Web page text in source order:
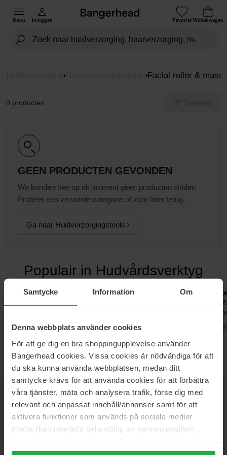
Samtycke Information Om
Denna webbplats använder cookies
För att ge dig en bra shoppingupplevelse använder
Bangerhead cookies. Vissa cookies är nödvändiga för att
du ska kunna använda webbplatsen, medan ditt
samtycke krävs för att använda cookies för att förbättra
våra tjänster, mäta och analysera trafik, förse dig med
relevant och anpassat innehåll/annonser samt för att
aktivera funktioner som används på sociala medier
media (kan innefatta behandling av personuppgifter).
Genom att trycka på "Tillåt alla cookies" accepterar du
Menu Inloggen Favoriet Winkelwagen
Facial roller &
0 producten
GEEN PRODUCTEN GEVONDEN
We konden hier op dit moment geen producten vinden.
Probeer een verwante categorie of kom later terug.
Ga naar Huidverzorgingstools
Populair in Hudvårdsverktyg
Bondi Sands
9 €
Dr. Ceuracle
33 €
1
NIEUWSBRIEF
WEES ALS EERSTE OP DE HOOGTE